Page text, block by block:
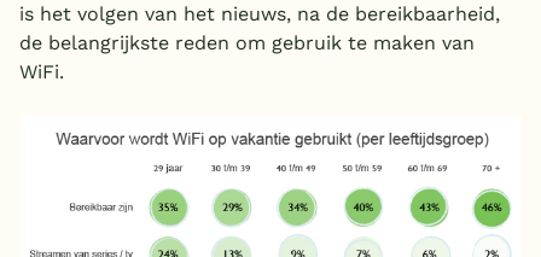
is het volgen van het nieuws, na de bereikbaarheid,
de belangrijkste reden om gebruik te maken van
WiFi.